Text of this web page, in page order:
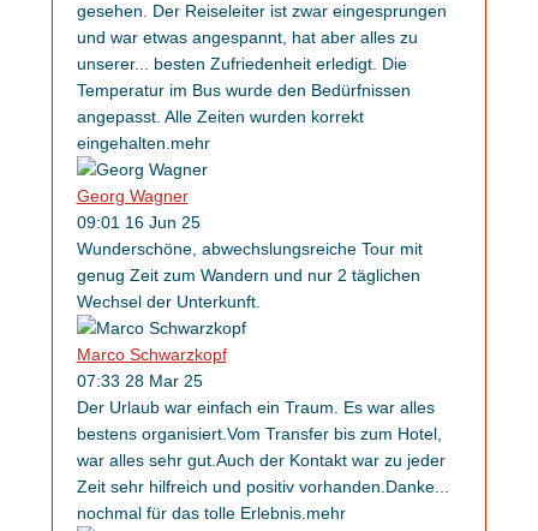
gesehen. Der Reiseleiter ist zwar eingesprungen
und war etwas angespannt, hat aber alles zu
unserer... besten Zufriedenheit erledigt. Die
Temperatur im Bus wurde den Bedürfnissen
angepasst. Alle Zeiten wurden korrekt
eingehalten.mehr
Georg Wagner
09:01 16 Jun 25
Wunderschöne, abwechslungsreiche Tour mit
genug Zeit zum Wandern und nur 2 täglichen
Wechsel der Unterkunft.
Marco Schwarzkopf
07:33 28 Mar 25
Der Urlaub war einfach ein Traum. Es war alles
bestens organisiert.Vom Transfer bis zum Hotel,
war alles sehr gut.Auch der Kontakt war zu jeder
Zeit sehr hilfreich und positiv vorhanden.Danke...
nochmal für das tolle Erlebnis.mehr